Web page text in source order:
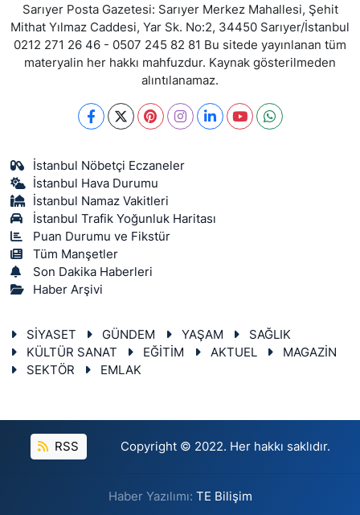
Sarıyer Posta Gazetesi: Sarıyer Merkez Mahallesi, Şehit
Mithat Yılmaz Caddesi, Yar Sk. No:2, 34450 Sarıyer/İstanbul
0212 271 26 46 - 0507 245 82 81 Bu sitede yayınlanan tüm
materyalin her hakkı mahfuzdur. Kaynak gösterilmeden
alıntılanamaz.
İstanbul Nöbetçi Eczaneler
İstanbul Hava Durumu
İstanbul Namaz Vakitleri
İstanbul Trafik Yoğunluk Haritası
Puan Durumu ve Fikstür
Tüm Manşetler
Son Dakika Haberleri
Haber Arşivi
SİYASET GÜNDEM YAŞAM
SAĞLIK
KÜLTÜR SANAT
EĞİTİM AKTUEL
MAGAZİN
SEKTÖR
EMLAK
RSS Copyright © 2022. Her hakkı saklıdır.
Haber Yazılımı: TE Bilişim